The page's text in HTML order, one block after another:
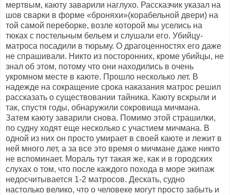
мертвым, каюту заварили наглухо. Рассказчик указал на
шов сварки в форме «броняхи»(корабельной двери) на
той самой переборке, возле которой мы уселись на
тюках с постельным бельем и слушали его. Убийцу-
матроса посадили в тюрьму. О драгоценностях его даже
не спрашивали. Никто из посторонних, кроме убийцы, не
знал об этом, потому что они находились в очень
укромном месте в каюте. Прошло несколько лет. В
надежде на сокращение срока наказания матрос решил
рассказать о существовании тайника. Каюту вскрыли и
так, спустя годы, обнаружили сокровища мичмана.
Затем каюту заварили снова. Помимо этой страшилки,
по судну ходят еще несколько с участием мичмана. В
одной из них он просто умирает в своей каюте и лежит в
ней много лет, а за все это время о мичмане даже никто
не вспоминает. Мораль тут такая же, как и в городских
слухах о том, что после каждого похода в море экипаж
недосчитывается 1-2 матросов. Дескать, судно
настолько велико, что о человеке могут просто забыть и